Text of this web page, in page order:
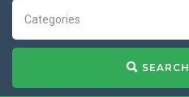
Categories
SEARCH